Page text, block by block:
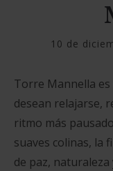
10 de
Torre Mannella
desean relajarse,
ritmo más
suaves colinas, la
de paz,